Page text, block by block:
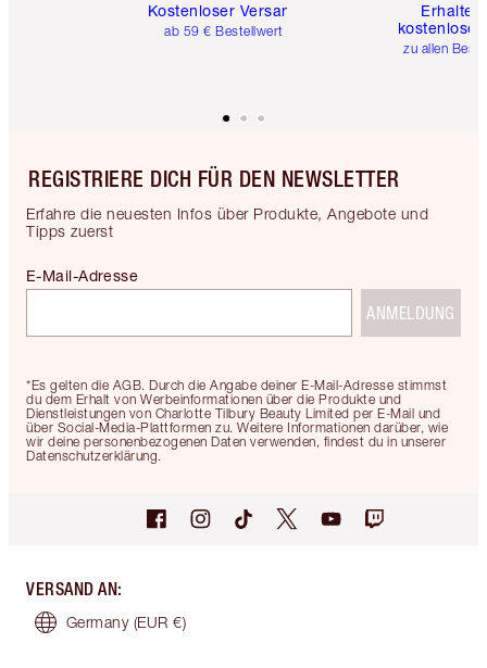
Kostenloser Versand
ab 59 € Bestellwert
Erhalte
kostenlose
zu allen
REGISTRIERE DICH FÜR DEN NEWSLETTER
Erfahre die neuesten Infos über Produkte, Angebote und
Tipps zuerst
*Es gelten die AGB. Durch die Angabe deiner E-Mail-Adresse stimmst
du dem Erhalt von Werbeinformationen über die Produkte und
Dienstleistungen von Charlotte Tilbury Beauty Limited per E-Mail und
über Social-Media-Plattformen zu. Weitere Informationen darüber, wie
wir deine personenbezogenen Daten verwenden, findest du in unserer
Datenschutzerklärung.
E-Mail-Adresse
ANMELDUNG
VERSAND AN:
Germany (EUR €)